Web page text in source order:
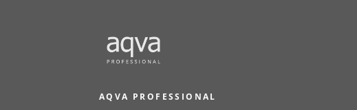
AQVA PROFESSIONAL